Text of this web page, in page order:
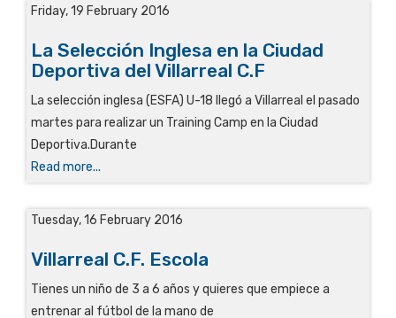
Friday, 19 February 2016
La Selección Inglesa en la Ciudad
Deportiva del Villarreal C.F
La selección inglesa (ESFA) U-18 llegó a Villarreal el pasado
martes para realizar un Training Camp en la Ciudad
Deportiva.Durante
Read more...
Tuesday, 16 February 2016
Villarreal C.F. Escola
Tienes un niño de 3 a 6 años y quieres que empiece a
entrenar al fútbol de la mano de